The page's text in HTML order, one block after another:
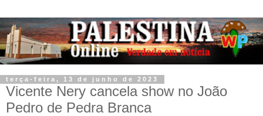
terça-feira, 13 de junho de 2023
Vicente Nery cancela show no João
Pedro de Pedra Branca